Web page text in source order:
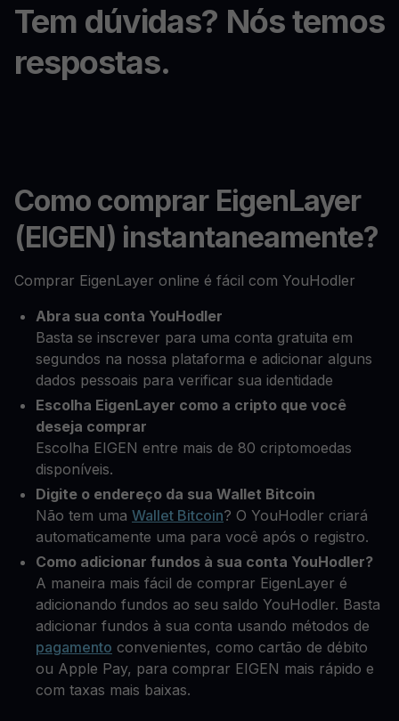
Tem dúvidas? Nós temos
respostas.
Como comprar EigenLayer
(EIGEN) instantaneamente?
Comprar EigenLayer online é fácil com YouHodler
Abra sua conta YouHodler
Basta se inscrever para uma conta gratuita em
segundos na nossa plataforma e adicionar alguns
dados pessoais para verificar sua identidade
Escolha EigenLayer como a cripto que você
deseja comprar
Escolha EIGEN entre mais de 80 criptomoedas
disponíveis.
Digite o endereço da sua Wallet Bitcoin
Não tem uma Wallet Bitcoin? O YouHodler criará
automaticamente uma para você após o registro.
Como adicionar fundos à sua conta YouHodler?
A maneira mais fácil de comprar EigenLayer é
adicionando fundos ao seu saldo YouHodler. Basta
adicionar fundos à sua conta usando métodos de
pagamento convenientes, como cartão de débito
ou Apple Pay, para comprar EIGEN mais rápido e
com taxas mais baixas.